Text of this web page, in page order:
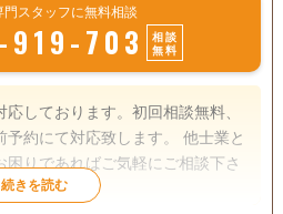
門スタッフに無料相談
919-703
相談
無料
しております。初回相談無料、
約にて対応致します。 他士業と
困りであればご気軽にご相談下さ